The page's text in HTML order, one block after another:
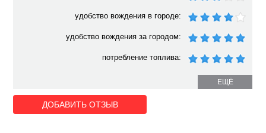
удобство вождения в городе:
удобство вождения за городом:
потребление топлива:
ЕЩЁ
ДОБАВИТЬ ОТЗЫВ